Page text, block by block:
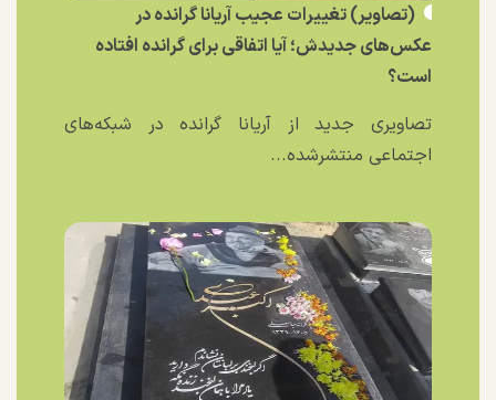
(تصاویر) تغییرات عجیب آریانا گرانده در
عکس‌های جدیدش؛ آیا اتفاقی برای گرانده افتاده
است؟
تصاویری جدید از آریانا گرانده در شبکه‌های
اجتماعی منتشرشده...